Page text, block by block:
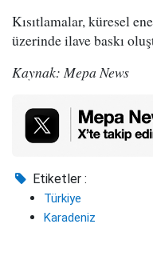
Kısıtlamalar, küresel
üzerinde ilave baskı
Kaynak: Mepa News
Etiketler :
Türkiye
Karadeniz